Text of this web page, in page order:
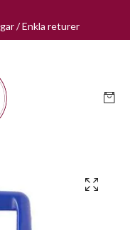
/ Enkla returer